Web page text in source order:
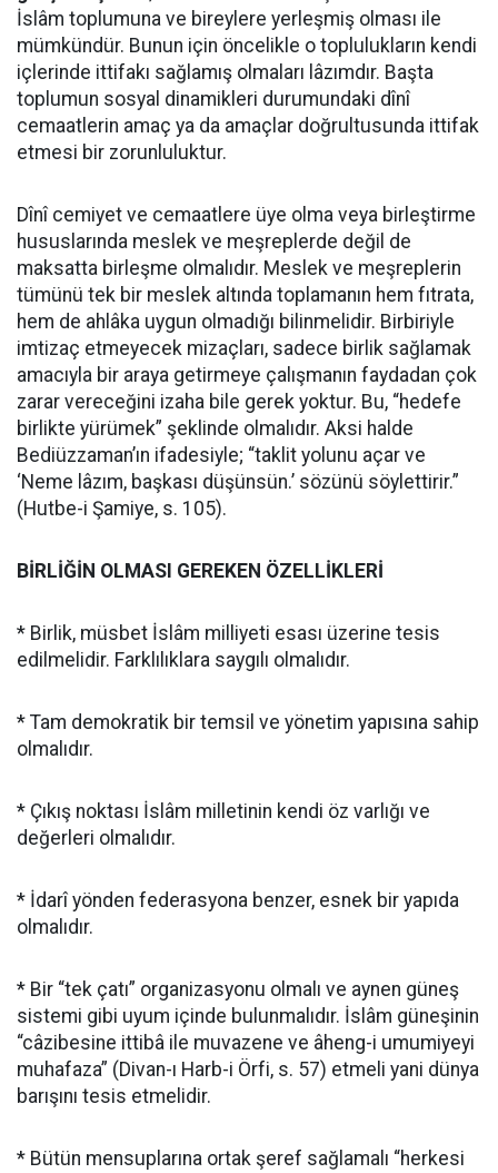
İslâm toplumuna ve bireylere yerleşmiş olması ile
mümkündür. Bunun için öncelikle o toplulukların kendi
içlerinde ittifakı sağlamış olmaları lâzımdır. Başta
toplumun sosyal dinamikleri durumundaki dînî
cemaatlerin amaç ya da amaçlar doğrultusunda ittifak
etmesi bir zorunluluktur.
Dînî cemiyet ve cemaatlere üye olma veya birleştirme
hususlarında meslek ve meşreplerde değil de
maksatta birleşme olmalıdır. Meslek ve meşreplerin
tümünü tek bir meslek altında toplamanın hem fıtrata,
hem de ahlâka uygun olmadığı bilinmelidir. Birbiriyle
imtizaç etmeyecek mizaçları, sadece birlik sağlamak
amacıyla bir araya getirmeye çalışmanın faydadan çok
zarar vereceğini izaha bile gerek yoktur. Bu, “hedefe
birlikte yürümek” şeklinde olmalıdır. Aksi halde
Bediüzzaman’ın ifadesiyle; “taklit yolunu açar ve
‘Neme lâzım, başkası düşünsün.’ sözünü söylettirir.”
(Hutbe-i Şamiye, s. 105).
BİRLİĞİN OLMASI GEREKEN ÖZELLİKLERİ
* Birlik, müsbet İslâm milliyeti esası üzerine tesis
edilmelidir. Farklılıklara saygılı olmalıdır.
* Tam demokratik bir temsil ve yönetim yapısına sahip
olmalıdır.
* Çıkış noktası İslâm milletinin kendi öz varlığı ve
değerleri olmalıdır.
* İdarî yönden federasyona benzer, esnek bir yapıda
olmalıdır.
* Bir “tek çatı” organizasyonu olmalı ve aynen güneş
sistemi gibi uyum içinde bulunmalıdır. İslâm güneşinin
“câzibesine ittibâ ile muvazene ve âheng-i umumiyeyi
muhafaza” (Divan-ı Harb-i Örfi, s. 57) etmeli yani dünya
barışını tesis etmelidir.
* Bütün mensuplarına ortak şeref sağlamalı “herkesi